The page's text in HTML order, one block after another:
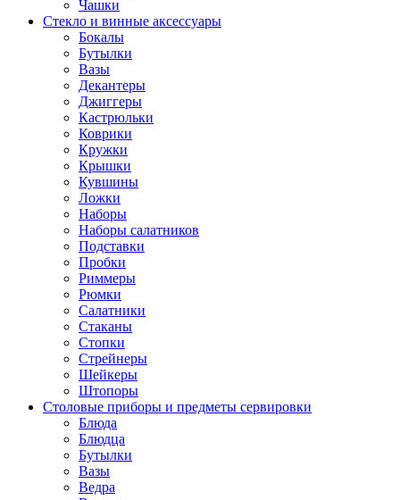
Чашки
Стекло и винные аксессуары
Бокалы
Бутылки
Вазы
Декантеры
Джиггеры
Кастрюльки
Коврики
Кружки
Крышки
Кувшины
Ложки
Наборы
Наборы салатников
Подставки
Пробки
Риммеры
Рюмки
Салатники
Стаканы
Стопки
Стрейнеры
Шейкеры
Штопоры
Столовые приборы и предметы сервировки
Блюда
Блюдца
Бутылки
Вазы
Ведра